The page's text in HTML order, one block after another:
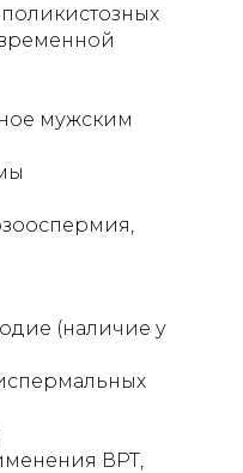
мужским
(наличие у
ВРТ,